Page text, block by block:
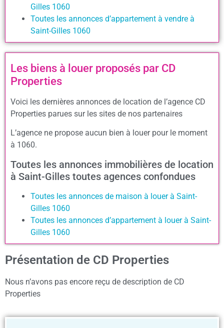
Gilles 1060
Toutes les annonces d’appartement à vendre à
Saint-Gilles 1060
Les biens à louer proposés par CD
Properties
Voici les dernières annonces de location de l’agence CD
Properties parues sur les sites de nos partenaires
L’agence ne propose aucun bien à louer pour le moment
à 1060.
Toutes les annonces immobilières de location
à Saint-Gilles toutes agences confondues
Toutes les annonces de maison à louer à Saint-
Gilles 1060
Toutes les annonces d’appartement à louer à Saint-
Gilles 1060
Présentation de CD Properties
Nous n’avons pas encore reçu de description de CD
Properties